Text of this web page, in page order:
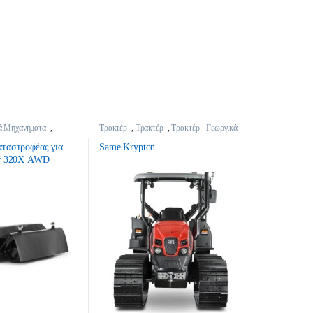
Μηχανήματα ,
Τρακτέρ -
για
320Χ AWD
Τρακτέρ , Τρακτέρ ,Τρακτέρ - Γεωργικά
Same Krypton